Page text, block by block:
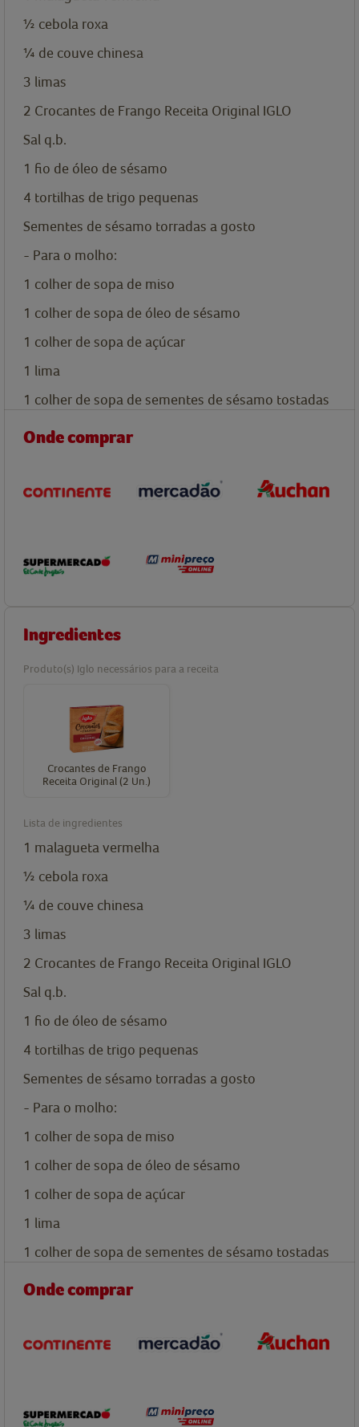
½ cebola roxa
¼ de couve chinesa
3 limas
2 Crocantes de Frango Receita Original IGLO
Sal q.b.
1 fio de óleo de sésamo
4 tortilhas de trigo pequenas
Sementes de sésamo torradas a gosto
- Para o molho:
1 colher de sopa de miso
1 colher de sopa de óleo de sésamo
1 colher de sopa de açúcar
1 lima
1 colher de sopa de sementes de sésamo tostadas
Onde comprar
Ingredientes
Produto(s) Iglo necessários para a receita
Crocantes de Frango
Receita Original (2 Un.)
Lista de ingredientes
1 malagueta vermelha
½ cebola roxa
¼ de couve chinesa
3 limas
2 Crocantes de Frango Receita Original IGLO
Sal q.b.
1 fio de óleo de sésamo
4 tortilhas de trigo pequenas
Sementes de sésamo torradas a gosto
- Para o molho:
1 colher de sopa de miso
1 colher de sopa de óleo de sésamo
1 colher de sopa de açúcar
1 lima
1 colher de sopa de sementes de sésamo tostadas
Onde comprar